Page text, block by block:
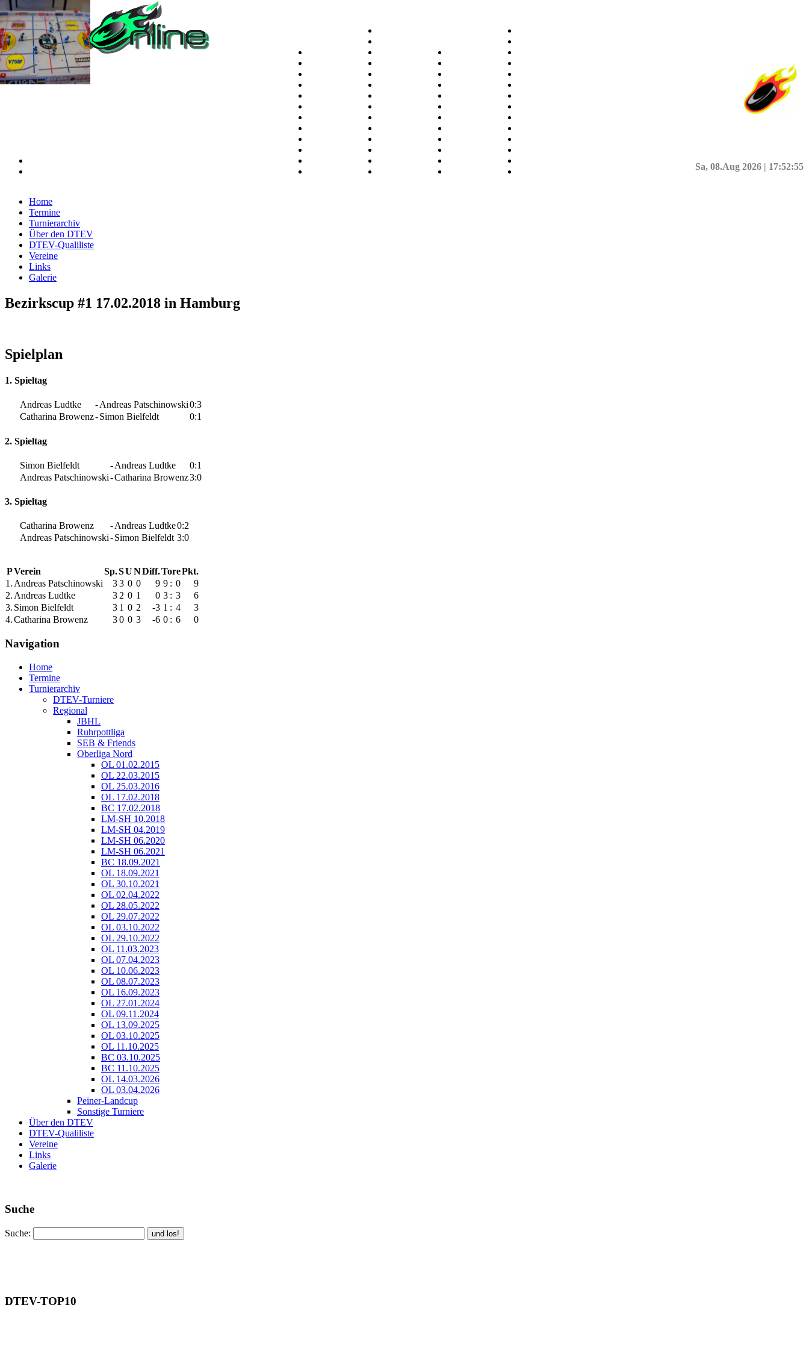
Sa, 08.Aug 2026 | 17:52:55
Home
Termine
Turnierarchiv
Über den DTEV
DTEV-Qualiliste
Vereine
Links
Galerie
Bezirkscup #1 17.02.2018 in Hamburg
Spielplan
1. Spieltag
Andreas Ludtke -Andreas Patschinowski0:3
Catharina Browenz-Simon Bielfeldt 0:1
2. Spieltag
Simon Bielfeldt -Andreas Ludtke
0:1
Andreas Patschinowski-Catharina Browenz3:0
3. Spieltag
Catharina Browenz -Andreas Ludtke0:2
Andreas Patschinowski-Simon Bielfeldt 3:0
PVerein Sp.SUNDiff.TorePkt.
1. Andreas Patschinowski 33 0 0 9 9 : 0
9
2. Andreas Ludtke 3 2 0 1 0 3 : 3
6
3. Simon Bielfeldt 3 1 0 2 -3 1 : 4
3
4.Catharina Browenz 30 0 3 -6 0 : 6 0
Navigation
Home
Termine
Turnierarchiv
DTEV-Turniere
Regional
JBHL
Ruhrpottliga
SEB & Friends
Oberliga Nord
OL 01.02.2015
OL 22.03.2015
OL 25.03.2016
OL 17.02.2018
BC 17.02.2018
LM-SH 10.2018
LM-SH 04.2019
LM-SH 06.2020
LM-SH 06.2021
BC 18.09.2021
OL 18.09.2021
OL 30.10.2021
OL 02.04.2022
OL 28.05.2022
OL 29.07.2022
OL 03.10.2022
OL 29.10.2022
OL 11.03.2023
OL 07.04.2023
OL 10.06.2023
OL 08.07.2023
OL 16.09.2023
OL 27.01.2024
OL 09.11.2024
OL 13.09.2025
OL 03.10.2025
OL 11.10.2025
BC 03.10.2025
BC 11.10.2025
OL 14.03.2026
OL 03.04.2026
Peiner-Landcup
Sonstige Turniere
Über den DTEV
DTEV-Qualiliste
Vereine
Links
Galerie
Suche
Suche:
DTEV-TOP10